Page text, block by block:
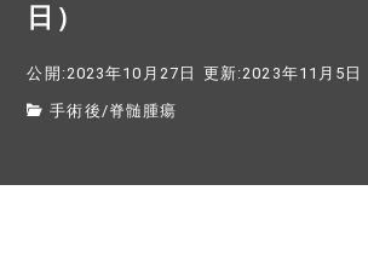
日）
公開:2023年10月27日 更新:2023年11月5日
手術後 /脊髄腫瘍